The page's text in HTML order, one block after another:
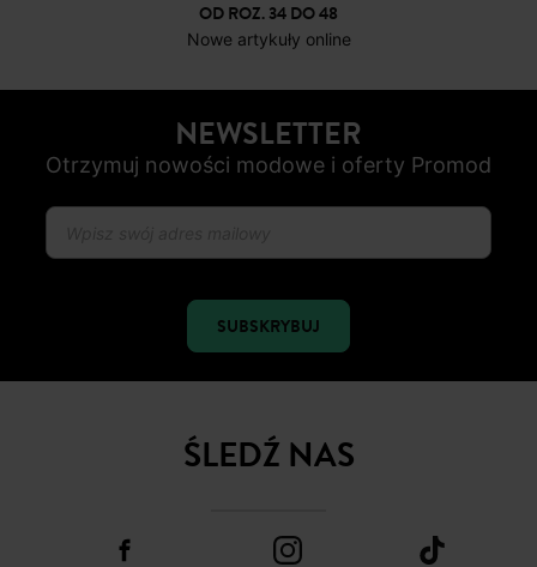
OD ROZ. 34 DO 48
Nowe artykuły online
NEWSLETTER
Otrzymuj nowości modowe i oferty Promod
SUBSKRYBUJ
ŚLEDŹ NAS